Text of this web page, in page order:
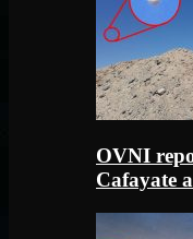
OVNI
Cafayate